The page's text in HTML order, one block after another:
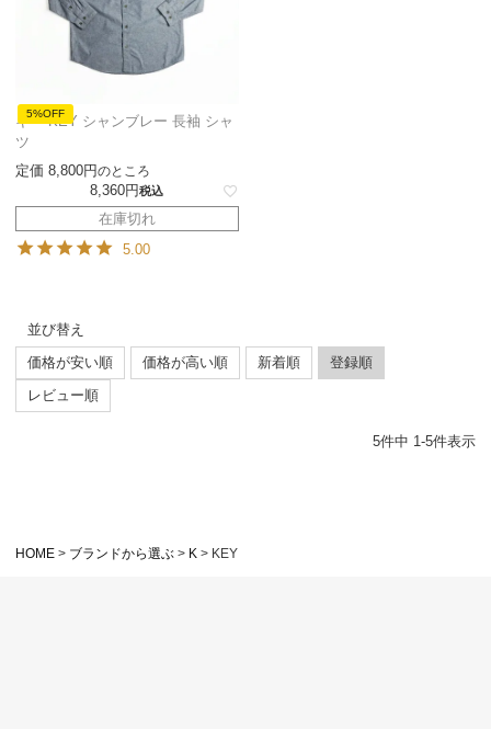
5%OFF
キー KEY シャンブレー 長袖 シャ
ツ
定価 8,800 のところ
8,360 税込
在庫切れ
5.00
並び替え
価格が安い順
価格が高い順 新着順
登録順
レビュー順
5件中 1-5件表示
HOME ブランドから選ぶ K KEY